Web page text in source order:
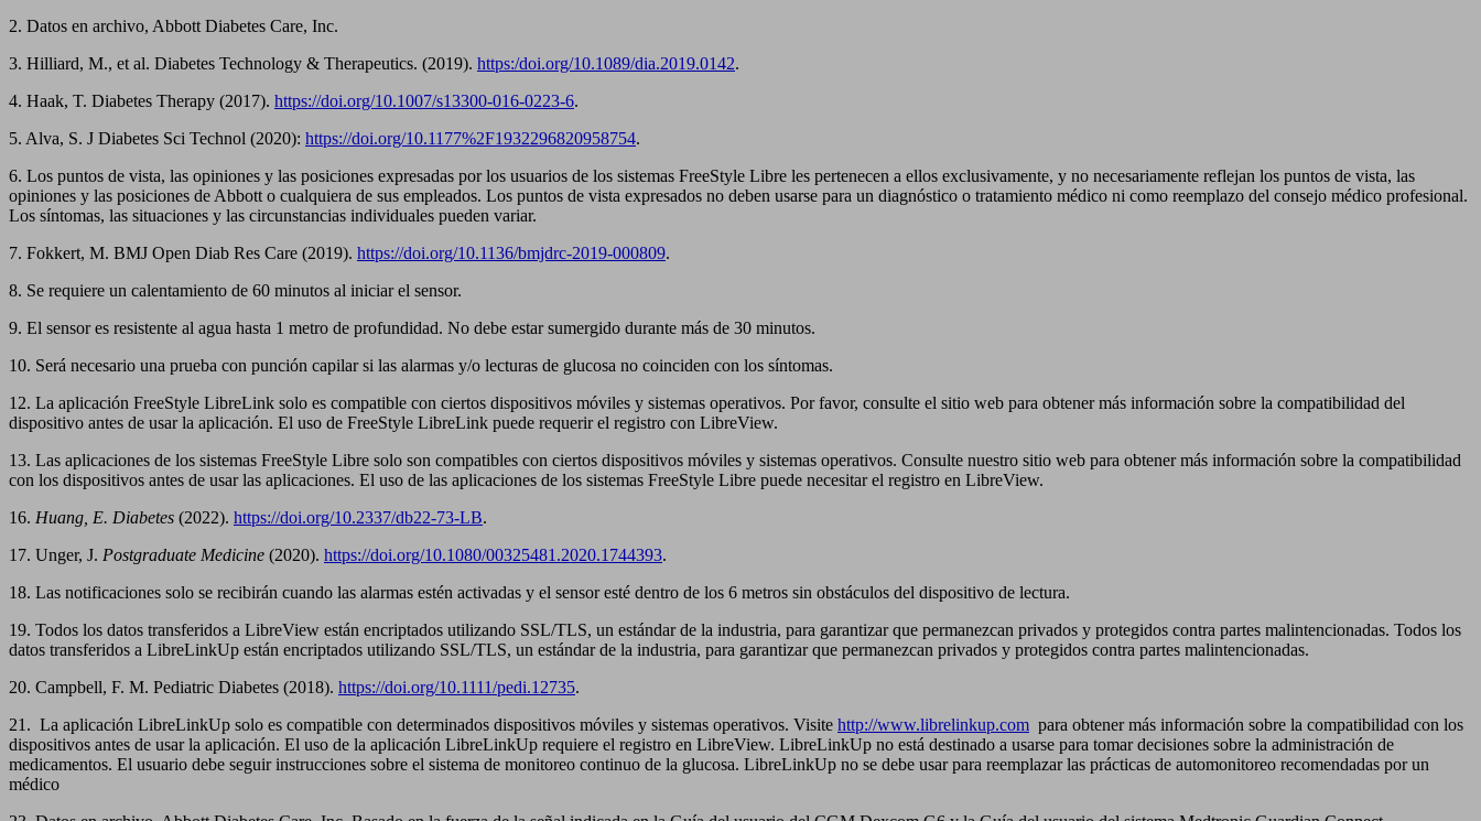
2. Datos en archivo, Abbott Diabetes Care, Inc.
3. Hilliard, M., et al. Diabetes Technology & Therapeutics. (2019). https:/doi.org/10.1089/dia.2019.0142.
4. Haak, T. Diabetes Therapy (2017). https://doi.org/10.1007/s13300-016-0223-6.
5. Alva, S. J Diabetes Sci Technol (2020): https://doi.org/10.1177%2F1932296820958754.
6. Los puntos de vista, las opiniones y las posiciones expresadas por los usuarios de los sistemas FreeStyle Libre les pertenecen a ellos exclusivamente, y no necesariamente reflejan los puntos de vista, las
opiniones y las posiciones de Abbott o cualquiera de sus empleados. Los puntos de vista expresados no deben usarse para un diagnóstico o tratamiento médico ni como reemplazo del consejo médico profesional.
Los síntomas, las situaciones y las circunstancias individuales pueden variar.
7. Fokkert, M. BMJ Open Diab Res Care (2019). https://doi.org/10.1136/bmjdrc-2019-000809.
8. Se requiere un calentamiento de 60 minutos al iniciar el sensor.
9. El sensor es resistente al agua hasta 1 metro de profundidad. No debe estar sumergido durante más de 30 minutos.
10. Será necesario una prueba con punción capilar si las alarmas y/o lecturas de glucosa no coinciden con los síntomas.
12. La aplicación FreeStyle LibreLink solo es compatible con ciertos dispositivos móviles y sistemas operativos. Por favor, consulte el sitio web para obtener más información sobre la compatibilidad del
dispositivo antes de usar la aplicación. El uso de FreeStyle LibreLink puede requerir el registro con LibreView.
13. Las aplicaciones de los sistemas FreeStyle Libre solo son compatibles con ciertos dispositivos móviles y sistemas operativos. Consulte nuestro sitio web para obtener más información sobre la compatibilidad
con los dispositivos antes de usar las aplicaciones. El uso de las aplicaciones de los sistemas FreeStyle Libre puede necesitar el registro en LibreView.
16. Huang, E. Diabetes (2022). https://doi.org/10.2337/db22-73-LB.
17. Unger, J. Postgraduate Medicine (2020). https://doi.org/10.1080/00325481.2020.1744393.
18. Las notificaciones solo se recibirán cuando las alarmas estén activadas y el sensor esté dentro de los 6 metros sin obstáculos del dispositivo de lectura.
19. Todos los datos transferidos a LibreView están encriptados utilizando SSL/TLS, un estándar de la industria, para garantizar que permanezcan privados y protegidos contra partes malintencionadas. Todos los
datos transferidos a LibreLinkUp están encriptados utilizando SSL/TLS, un estándar de la industria, para garantizar que permanezcan privados y protegidos contra partes malintencionadas.
20. Campbell, F. M. Pediatric Diabetes (2018). https://doi.org/10.1111/pedi.12735.
21. La aplicación LibreLinkUp solo es compatible con determinados dispositivos móviles y sistemas operativos. Visite http://www.librelinkup.com para obtener más información sobre la compatibilidad con los
dispositivos antes de usar la aplicación. El uso de la aplicación LibreLinkUp requiere el registro en LibreView. LibreLinkUp no está destinado a usarse para tomar decisiones sobre la administración de
medicamentos. El usuario debe seguir instrucciones sobre el sistema de monitoreo continuo de la glucosa. LibreLinkUp no se debe usar para reemplazar las prácticas de automonitoreo recomendadas por un
médico